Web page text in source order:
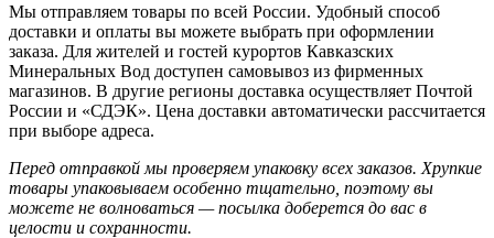
Мы отправляем товары по всей России. Удобный способ
доставки и оплаты вы можете выбрать при оформлении
заказа. Для жителей и гостей курортов Кавказских
Минеральных Вод доступен самовывоз из фирменных
магазинов. В другие регионы доставка осуществляет Почтой
России и «СДЭК». Цена доставки автоматически рассчитается
при выборе адреса.
Перед отправкой мы проверяем упаковку всех заказов. Хрупкие
товары упаковываем особенно тщательно, поэтому вы
можете не волноваться — посылка доберется до вас в
целости и сохранности.